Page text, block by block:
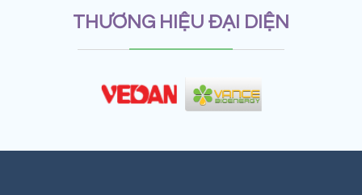
THƯƠNG HIỆU ĐẠI DIỆN